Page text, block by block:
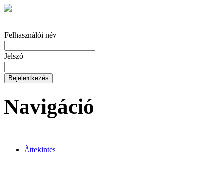
Felhasználói név
Jelszó
Bejelentkezés
Navigáció
Àttekintés